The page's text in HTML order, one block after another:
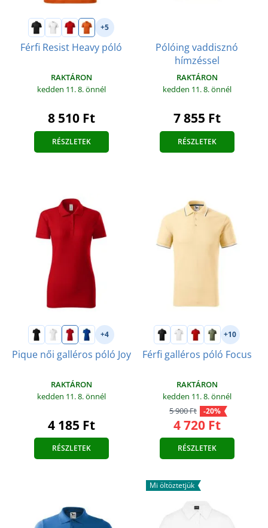
+5
Férfi Resist Heavy póló
RAKTÁRON
kedden 11. 8.önnél
8 510 Ft
RÉSZLETEK
Pólóing vaddisznó
hímzéssel
RAKTÁRON
kedden 11. 8.önnél
7 855 Ft
RÉSZLETEK
+4
Pique női galléros póló Joy
RAKTÁRON
kedden 11. 8.önnél
4 185 Ft
RÉSZLETEK
+10
Férfi galléros póló Focus
RAKTÁRON
kedden 11. 8.önnél
5 900 Ft
-20%
4 720 Ft
RÉSZLETEK
Mi öltöztetjük